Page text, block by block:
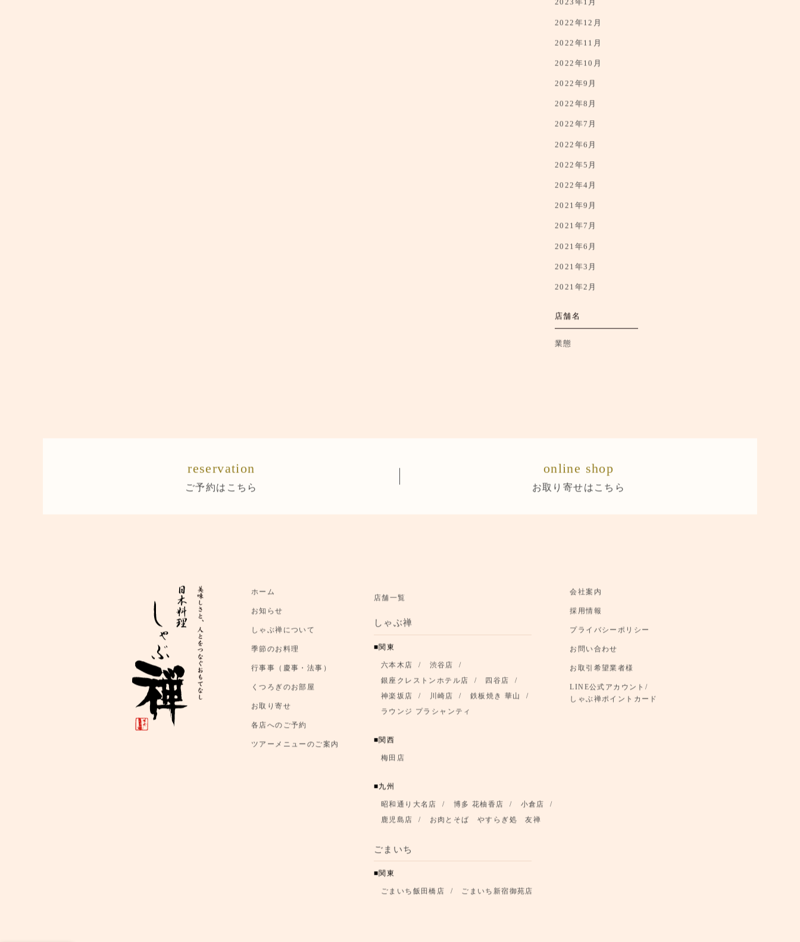
2023年1月
2022年12月
2022年11月
2022年10月
2022年9月
2022年8月
2022年7月
2022年6月
2022年5月
2022年4月
2021年9月
2021年7月
2021年6月
2021年3月
2021年2月
店舗名
業態
reservation
ご予約はこちら
online shop
お取り寄せはこちら
ホーム
お知らせ
しゃぶ禅について
季節のお料理
行事事（慶事・法事）
くつろぎのお部屋
お取り寄せ
各店へのご予約
ツアーメニューのご案内
店舗一覧
しゃぶ禅
関東
六本木店
渋谷店
銀座クレストンホテル店
四谷店
神楽坂店
川崎店
鉄板焼き 華山
ラウンジ プラシャンティ
関西
梅田店
九州
昭和通り大名店 博多 花柚香店
小倉店
鹿児島店
お肉とそば やすらぎ処 友禅
ごまいち
関東
ごまいち飯田橋店 ごまいち新宿御苑店
会社案内
採用情報
プライバシーポリシー
お問い合わせ
お取引希望業者様
LINE公式アカウント/
しゃぶ禅ポイントカード